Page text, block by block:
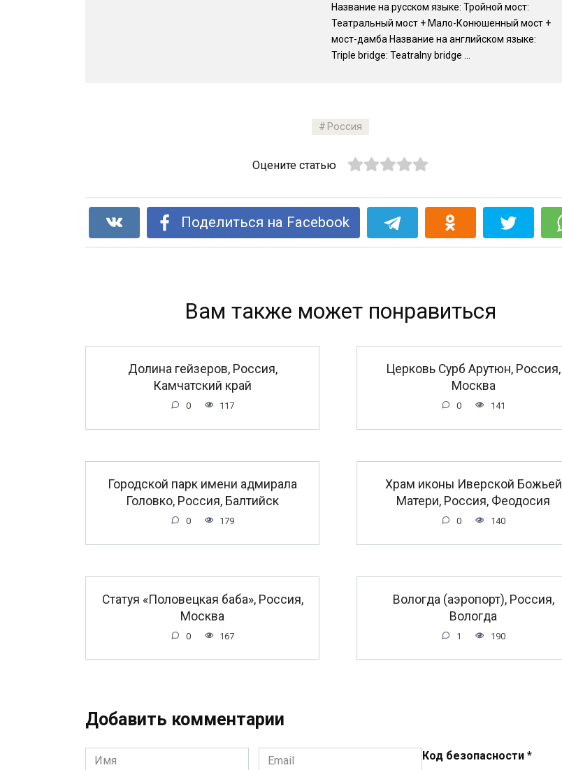
Название на русском языке: Тройной мост:
Театральный мост + Мало-Конюшенный мост +
мост-дамба Название на английском языке:
Triple bridge: Teatralny bridge ...
Россия
Оцените статью
Поделиться на Facebook
Вам также может понравиться
Долина гейзеров, Россия,
Камчатский край
0 117
Церковь Сурб Арутюн, Россия,
Москва
0 141
Городской парк имени адмирала
Головко, Россия, Балтийск
0 179
Храм иконы Иверской Божьей
Матери, Россия, Феодосия
0 140
Статуя «Половецкая баба», Россия,
Москва
0 167
Вологда (аэропорт), Россия,
Вологда
1 190
Добавить комментарии
Имя
Email
Код безопасности *